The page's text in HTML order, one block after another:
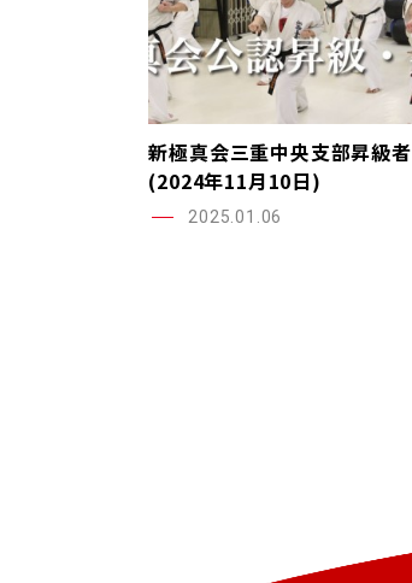
新極真会三重中央支部昇級者
(2024年11月10日)
2025.01.06